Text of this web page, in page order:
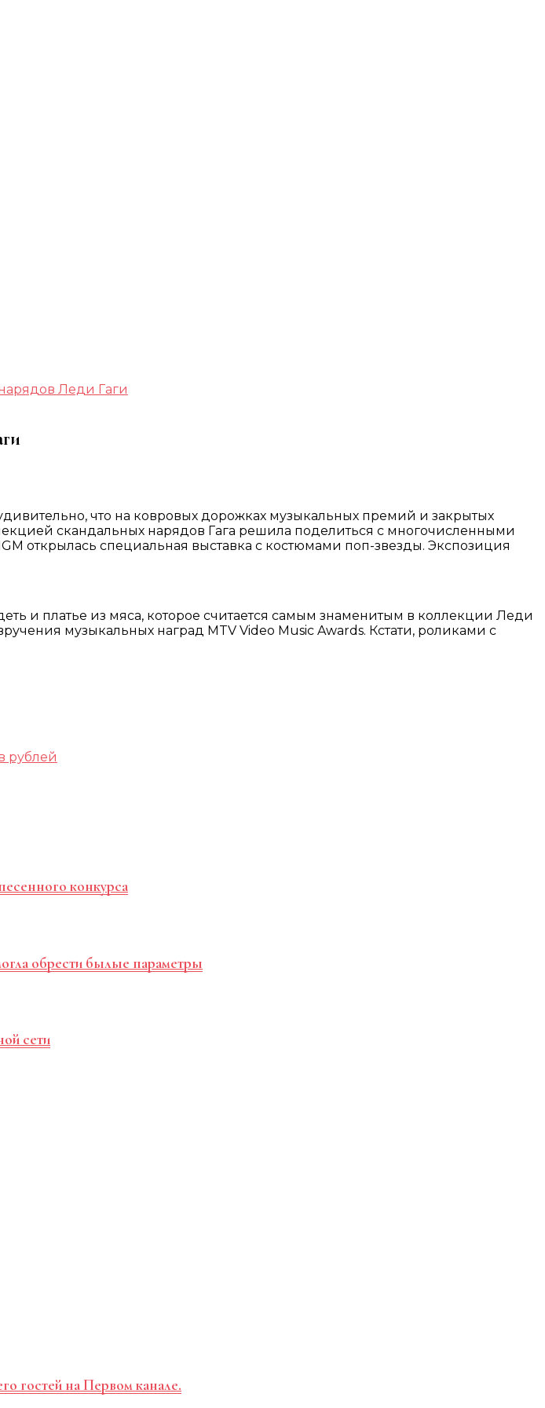
Леди Гаги
что на ковровых дорожках музыкальных премий и закрытых
скандальных нарядов Гага решила поделиться с многочисленными
открылась специальная выставка с костюмами поп-звезды. Экспозиция
и платье из мяса, которое считается самым знаменитым в коллекции Леди
музыкальных наград MTV Video Music Awards. Кстати, роликами с
рублей
конкурса
обрести былые параметры
сети
гостей на Первом канале.